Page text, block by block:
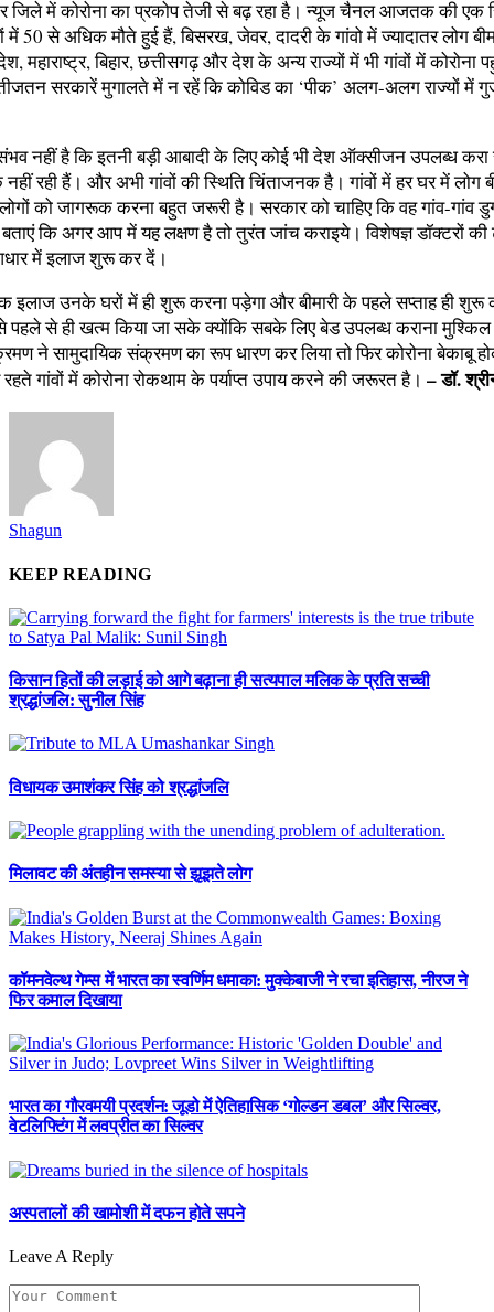
जिले में कोरोना का प्रकोप तेजी से बढ़ रहा है। न्यूज चैनल आजतक की एक
में 50 से अधिक मौते हुई हैं, बिसरख, जेवर, दादरी के गांवो में ज्यादातर लोग
महाराष्ट्र, बिहार, छत्तीसगढ़ और देश के अन्य राज्यों में भी गांवों में कोरोना
सरकारें मुगालते में न रहें कि कोविड का ‘पीक’ अलग-अलग राज्यों में
नहीं है कि इतनी बड़ी आबादी के लिए कोई भी देश ऑक्सीजन उपलब्ध
नहीं रही हैं। और अभी गांवों की स्थिति चिंताजनक है। गांवों में हर घर में लोग
को जागरूक करना बहुत जरूरी है। सरकार को चाहिए कि वह गांव-गांव
कि अगर आप में यह लक्षण है तो तुरंत जांच कराइये। विशेषज्ञ डॉक्टरों की
में इलाज शुरू कर दें।
इलाज उनके घरों में ही शुरू करना पड़ेगा और बीमारी के पहले सप्ताह ही शुरू
से ही खत्म किया जा सके क्योंकि सबके लिए बेड उपलब्ध कराना मुश्किल
ने सामुदायिक संक्रमण का रूप धारण कर लिया तो फिर कोरोना बेकाबू
गांवों में कोरोना रोकथाम के पर्याप्त उपाय करने की जरूरत है। – डॉ.
Shagun
KEEP READING
किसान हितों की लड़ाई को आगे बढ़ाना ही सत्यपाल मलिक के प्रति सच्ची
श्रद्धांजलि: सुनील सिंह
विधायक उमाशंकर सिंह को श्रद्धांजलि
मिलावट की अंतहीन समस्या से झूझते लोग
कॉमनवेल्थ गेम्स में भारत का स्वर्णिम धमाका: मुक्केबाजी ने रचा इतिहास, नीरज ने
फिर कमाल दिखाया
भारत का गौरवमयी प्रदर्शन: जूडो में ऐतिहासिक ‘गोल्डन डबल’ और सिल्वर,
वेटलिफ्टिंग में लवप्रीत का सिल्वर
अस्पतालों की खामोशी में दफन होते सपने
Leave A Reply